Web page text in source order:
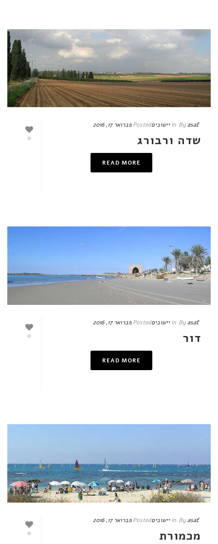
0
Byasaf
In יישוביםPosted פברואר 17, 2016
שדה ורבורג
READ MORE
0
Byasaf
In יישוביםPosted פברואר 17, 2016
דור
READ MORE
0
Byasaf
In יישוביםPosted פברואר 17, 2016
מכמורת